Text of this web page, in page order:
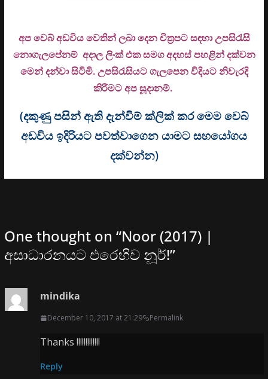
අප වෙබ් අඩවිය වෙතින් ලබා දෙන චිත්‍රපට සඳහා උපසිරැසි
නොගැලපේනම් අදාල ලිංක් එක සමග අදහස් පහළින් දක්වන
මෙන් දන්වා සිටිමි. උපසිරැසියට ගැලපෙන විදියට නිවැරදි
කිරීමට අප සූදානම්.
(දකුණු පසින් ඇති දැන්වීම් ක්ලික් කර මෙම වෙබ්
අඩවිය ඉදිරියට පවත්වාගෙන යාමට සහයෝගය
දක්වන්න)
One thought on “Noor (2017) |
අසාධාරනයට එරෙහිව නූර්!”
mindika
December 10, 2017 at 21:29 Permalink
Thanks !!!!!!!!!!!!!
Reply